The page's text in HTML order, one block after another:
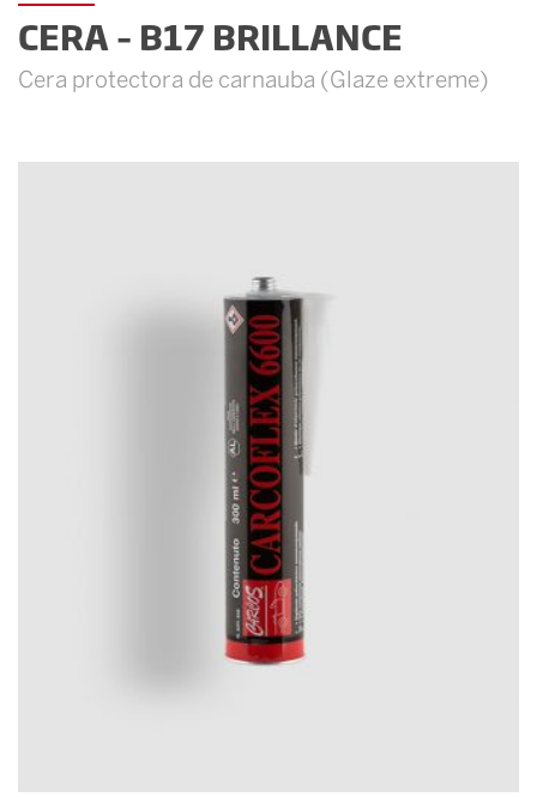
CERA – B17 BRILLANCE
Cera protectora de carnauba (Glaze extreme)